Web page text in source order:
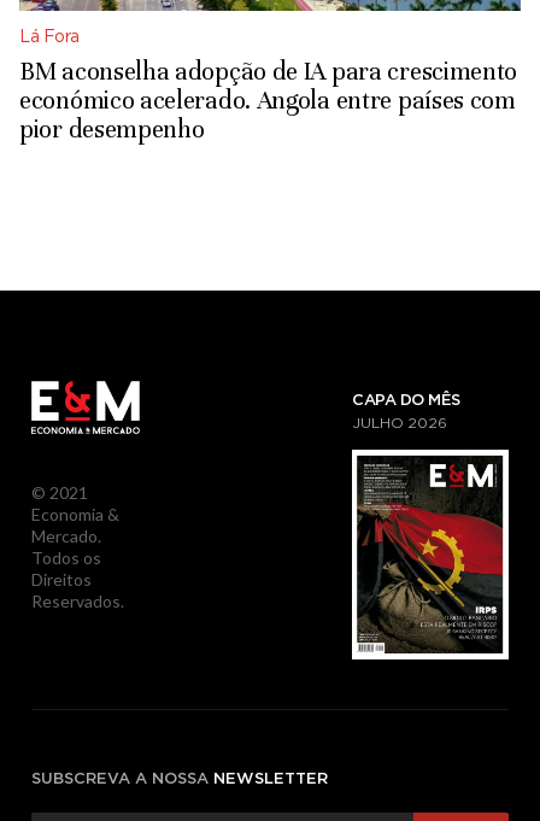
Lá Fora
BM aconselha adopção de IA para crescimento
económico acelerado. Angola entre países com
pior desempenho
© 2021
Economia &
Mercado.
Todos os
Direitos
Reservados.
CAPA DO MÊS
JULHO 2026
SUBSCREVA A NOSSA NEWSLETTER